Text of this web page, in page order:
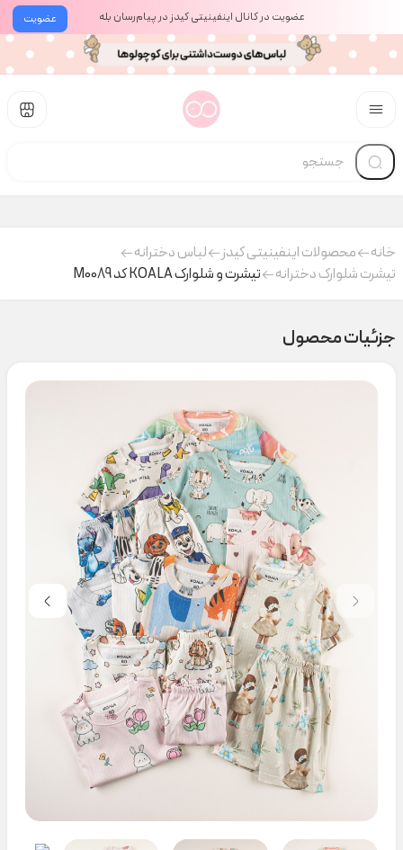
عضویت عضویت در کانال اینفینیتی کیدز در پیام‌رسان بله
خانه محصولات اینفینیتی کیدز
لباس دخترانه
تیشرت شلوارک دخترانه
تیشرت و شلوارک KOALA کد M0089
جزئیات محصول